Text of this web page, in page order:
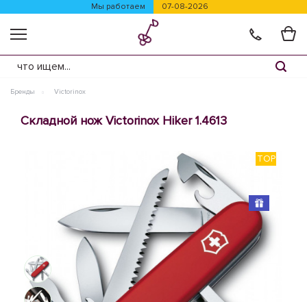
Мы работаем 07-08-2026
Бренды Victorinox
Складной нож Victorinox Hiker 1.4613
TOP